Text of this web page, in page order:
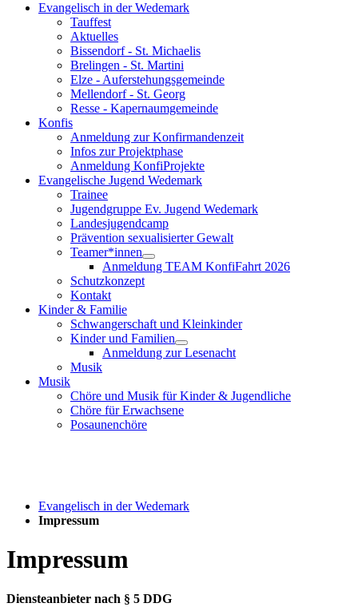
Evangelisch in der Wedemark
Tauffest
Aktuelles
Bissendorf - St. Michaelis
Brelingen - St. Martini
Elze - Auferstehungsgemeinde
Mellendorf - St. Georg
Resse - Kapernaumgemeinde
Konfis
Anmeldung zur Konfirmandenzeit
Infos zur Projektphase
Anmeldung KonfiProjekte
Evangelische Jugend Wedemark
Trainee
Jugendgruppe Ev. Jugend Wedemark
Landesjugendcamp
Prävention sexualisierter Gewalt
Teamer*innen
Anmeldung TEAM KonfiFahrt 2026
Schutzkonzept
Kontakt
Kinder & Familie
Schwangerschaft und Kleinkinder
Kinder und Familien
Anmeldung zur Lesenacht
Musik
Musik
Chöre und Musik für Kinder & Jugendliche
Chöre für Erwachsene
Posaunenchöre
Evangelisch in der Wedemark
Impressum
Impressum
Diensteanbieter nach § 5 DDG